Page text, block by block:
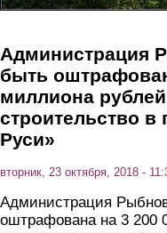
Администрация
быть
миллиона
строительство в
Руси»
вторник, 23 октября, 2018 -
Администрация
оштрафована на 3 200